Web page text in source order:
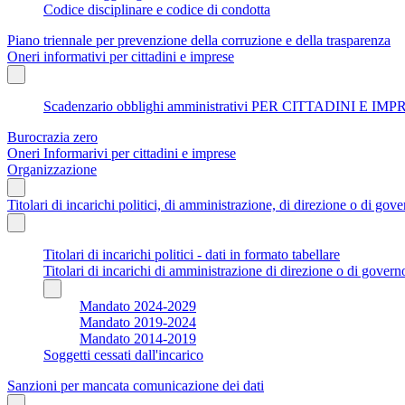
Codice disciplinare e codice di condotta
Piano triennale per prevenzione della corruzione e della trasparenza
Oneri informativi per cittadini e imprese
Scadenzario obblighi amministrativi PER CITTADINI E
Burocrazia zero
Oneri Informarivi per cittadini e imprese
Organizzazione
Titolari di incarichi politici, di amministrazione, di direzione o di
Titolari di incarichi politici - dati in formato tabellare
Titolari di incarichi di amministrazione di direzione o di
Mandato 2024-2029
Mandato 2019-2024
Mandato 2014-2019
Soggetti cessati dall'incarico
Sanzioni per mancata comunicazione dei dati